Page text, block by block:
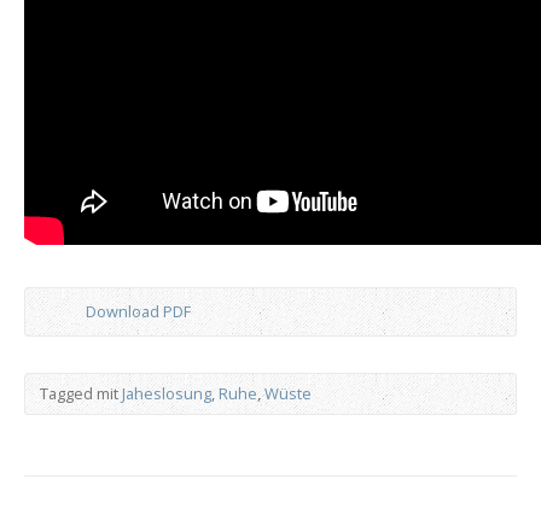
Download PDF
Tagged mitJaheslosung,Ruhe,Wüste